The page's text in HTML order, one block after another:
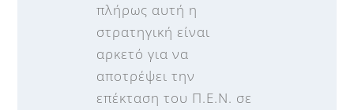
πλήρως αυτή η
στρατηγική είναι
αρκετό για να
αποτρέψει την
επέκταση του Π.Ε.Ν. σε